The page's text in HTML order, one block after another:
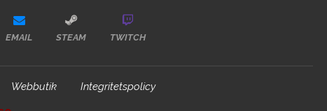
EMAIL STEAM TWITCH
Webbutik Integritetspolicy